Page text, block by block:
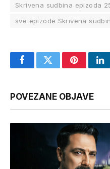
Skrivena sudbina epizoda
sve epizode Skrivena
FacebookTwitterPinterest
POVEZANE OBJAVE